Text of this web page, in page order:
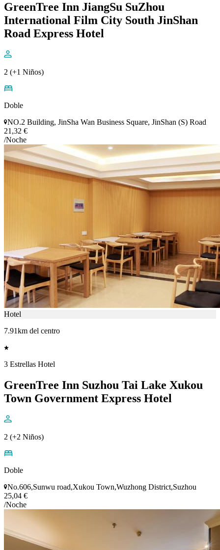
GreenTree Inn JiangSu SuZhou
International Film City South JinShan
Road Express Hotel
2 (+1 Niños)
Doble
NO.2 Building, JinSha Wan Business Square, JinShan (S) Road
21,32 €
/Noche
Hotel
7.91km del centro
3 Estrellas Hotel
GreenTree Inn Suzhou Tai Lake Xukou
Town Government Express Hotel
2 (+2 Niños)
Doble
No.606,Sunwu road,Xukou Town,Wuzhong District,Suzhou
25,04 €
/Noche